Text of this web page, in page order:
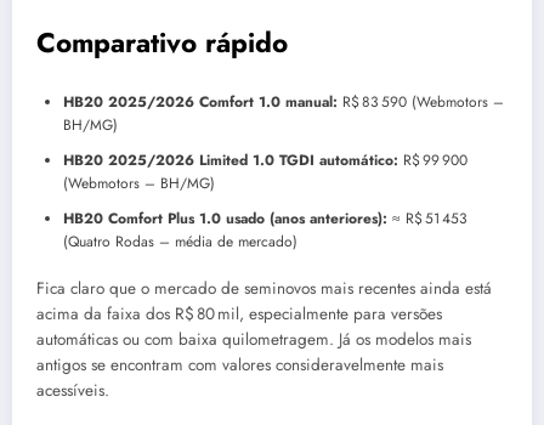
Comparativo rápido
HB20 2025/2026 Comfort 1.0 manual: R$ 83 590 (Webmotors –
BH/MG)
HB20 2025/2026 Limited 1.0 TGDI automático: R$ 99 900
(Webmotors – BH/MG)
HB20 Comfort Plus 1.0 usado (anos anteriores): ≈ R$ 51 453
(Quatro Rodas – média de mercado)
Fica claro que o mercado de seminovos mais recentes ainda está
acima da faixa dos R$ 80 mil, especialmente para versões
automáticas ou com baixa quilometragem. Já os modelos mais
antigos se encontram com valores consideravelmente mais
acessíveis.